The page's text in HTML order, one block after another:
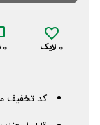
0 لایک 0
کد تخفیف